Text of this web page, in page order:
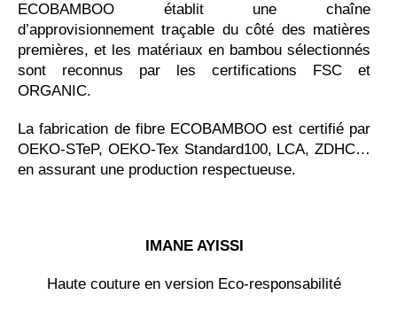
ECOBAMBOO établit une chaîne
d’approvisionnement traçable du côté des matières
premières, et les matériaux en bambou sélectionnés
sont reconnus par les certifications FSC et
ORGANIC.
La fabrication de fibre ECOBAMBOO est certifié par
OEKO-STeP, OEKO-Tex Standard100, LCA, ZDHC…
en assurant une production respectueuse.
IMANE AYISSI
Haute couture en version Eco-responsabilité